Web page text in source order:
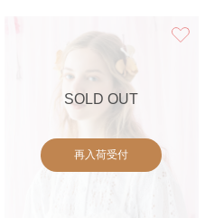
SOLD OUT
再入荷受付